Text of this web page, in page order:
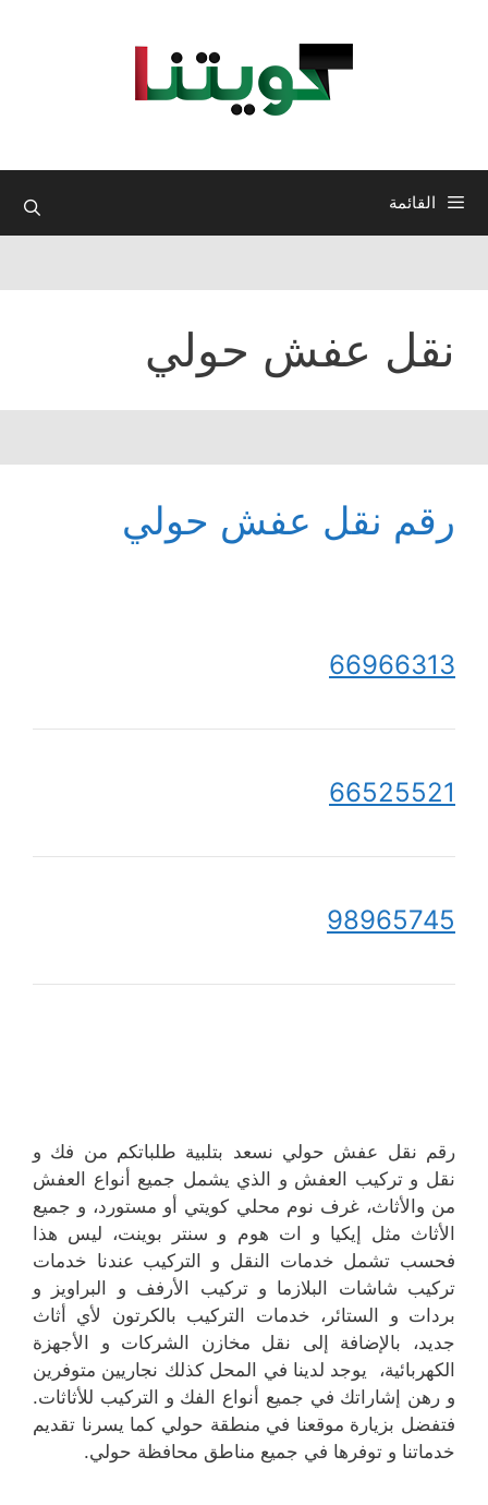
القائمة
نقل عفش حولي
رقم نقل عفش حولي
66966313
66525521
98965745
رقم نقل عفش حولي نسعد بتلبية طلباتكم من فك و
نقل و تركيب العفش و الذي يشمل جميع أنواع العفش
من والأثاث، غرف نوم محلي كويتي أو مستورد، و جميع
الأثاث مثل إيكيا و ات هوم و سنتر بوينت، ليس هذا
فحسب تشمل خدمات النقل و التركيب عندنا خدمات
تركيب شاشات البلازما و تركيب الأرفف و البراويز و
بردات و الستائر، خدمات التركيب بالكرتون لأي أثاث
جديد، بالإضافة إلى نقل مخازن الشركات و الأجهزة
الكهربائية، يوجد لدينا في المحل كذلك نجاريين متوفرين
و رهن إشاراتك في جميع أنواع الفك و التركيب للأثاثات.
فتفضل بزيارة موقعنا في منطقة حولي كما يسرنا تقديم
خدماتنا و توفرها في جميع مناطق محافظة حولي.